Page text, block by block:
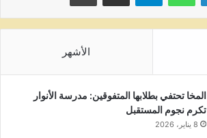
الأشهر
المخا تحتفي بطلابها المتفوقين: مدرسة الأنوار
تكرم نجوم المستقبل
8 يناير، 2026